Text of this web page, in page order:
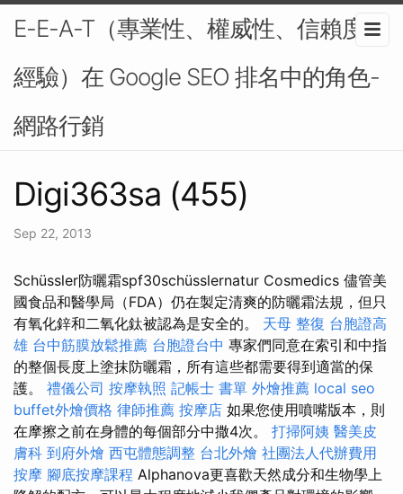
E-E-A-T（專業性、權威性、信賴度、
經驗）在 Google SEO 排名中的角色-
網路行銷
Digi363sa (455)
Sep 22, 2013
Schüssler防曬霜spf30schüsslernatur Cosmedics 儘管美
國食品和醫學局（FDA）仍在製定清爽的防曬霜法規，但只
有氧化鋅和二氧化鈦被認為是安全的。 天母 整復 台胞證高
雄 台中筋膜放鬆推薦 台胞證台中 專家們同意在索引和中指
的整個長度上塗抹防曬霜，所有這些都需要得到適當的保
護。 禮儀公司 按摩執照 記帳士 書單 外燴推薦 local seo
buffet外燴價格 律師推薦 按摩店 如果您使用噴嘴版本，則
在摩擦之前在身體的每個部分中撒4次。 打掃阿姨 醫美皮
膚科 到府外燴 西屯體態調整 台北外燴 社團法人代辦費用
按摩 腳底按摩課程 Alphanova更喜歡天然成分和生物學上